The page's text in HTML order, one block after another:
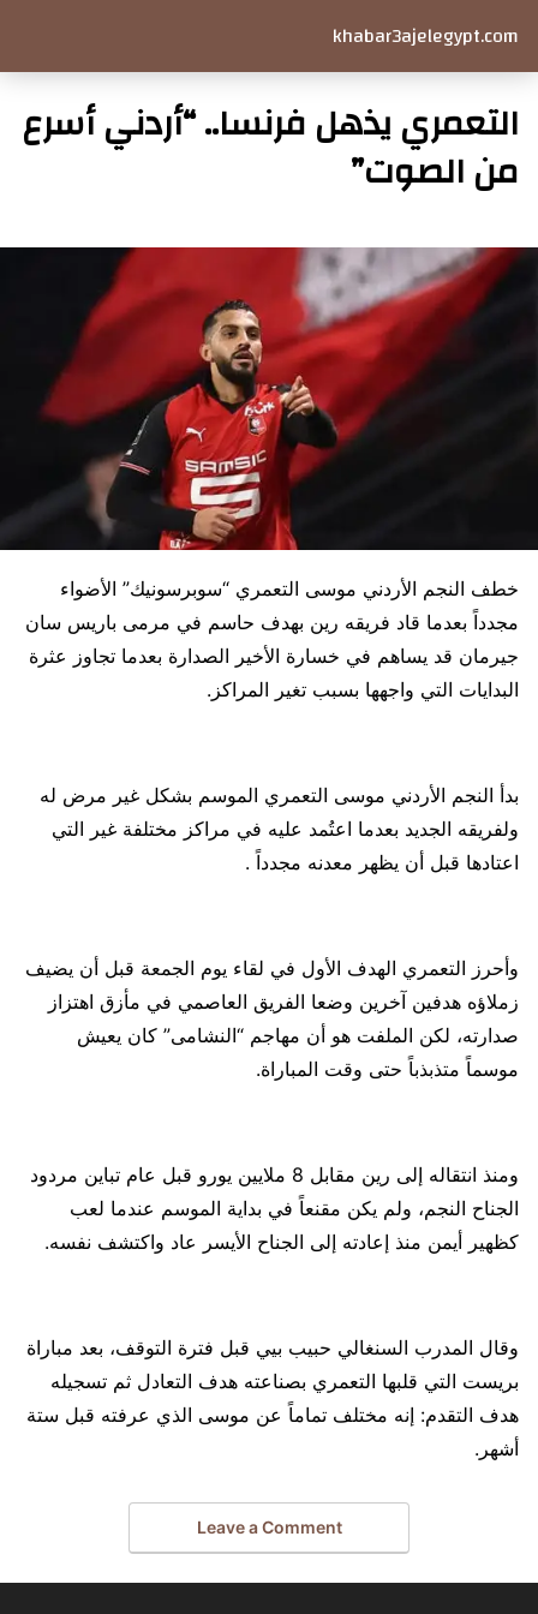
khabar3ajelegypt.com
التعمري يذهل فرنسا.. “أردني أسرع
من الصوت”
خطف النجم الأردني موسى التعمري “سوبرسونيك” الأضواء
مجدداً بعدما قاد فريقه رين بهدف حاسم في مرمى باريس سان
جيرمان قد يساهم في خسارة الأخير الصدارة بعدما تجاوز عثرة
البدايات التي واجهها بسبب تغير المراكز.
بدأ النجم الأردني موسى التعمري الموسم بشكل غير مرض له
ولفريقه الجديد بعدما اعتُمد عليه في مراكز مختلفة غير التي
اعتادها قبل أن يظهر معدنه مجدداً .
وأحرز التعمري الهدف الأول في لقاء يوم الجمعة قبل أن يضيف
زملاؤه هدفين آخرين وضعا الفريق العاصمي في مأزق اهتزاز
صدارته، لكن الملفت هو أن مهاجم “النشامى” كان يعيش
موسماً متذبذباً حتى وقت المباراة.
ومنذ انتقاله إلى رين مقابل 8 ملايين يورو قبل عام تباين مردود
الجناح النجم، ولم يكن مقنعاً في بداية الموسم عندما لعب
كظهير أيمن منذ إعادته إلى الجناح الأيسر عاد واكتشف نفسه.
وقال المدرب السنغالي حبيب بيي قبل فترة التوقف، بعد مباراة
بريست التي قلبها التعمري بصناعته هدف التعادل ثم تسجيله
هدف التقدم: إنه مختلف تماماً عن موسى الذي عرفته قبل ستة
أشهر.
Leave a Comment